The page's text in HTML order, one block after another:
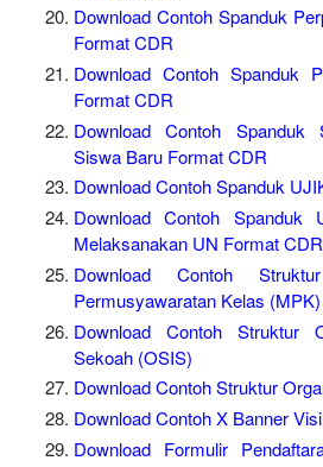
Download Contoh Spanduk
Format CDR
Download Contoh Spanduk
Format CDR
Download Contoh Spanduk
Siswa Baru Format CDR
Download Contoh Spanduk
Download Contoh
Melaksanakan UN Format CDR
Download Contoh
Permusyawaratan Kelas
Download Contoh Struktur
Sekoah (OSIS)
Download Contoh Struktur
Download Contoh X Banner
Download Formulir